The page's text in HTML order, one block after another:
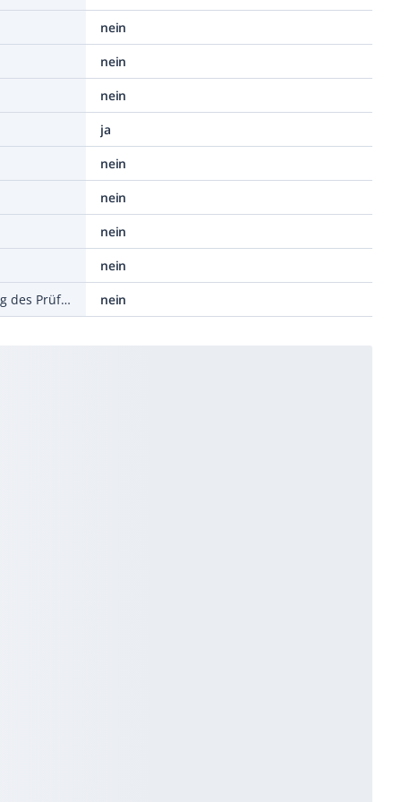
nein
nein
nein
ja
nein
nein
nein
nein
Commander zur Fernbedienung des Prüfgerätes
nein